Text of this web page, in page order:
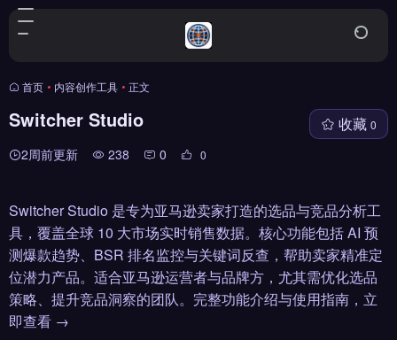
首页 • 内容创作工具 • 正文
Switcher Studio
2周前更新 238 0 0
收藏 0
Switcher Studio 是专为亚马逊卖家打造的选品与竞品分析工
具，覆盖全球 10 大市场实时销售数据。核心功能包括 AI 预
测爆款趋势、BSR 排名监控与关键词反查，帮助卖家精准定
位潜力产品。适合亚马逊运营者与品牌方，尤其需优化选品
策略、提升竞品洞察的团队。完整功能介绍与使用指南，立
即查看 →